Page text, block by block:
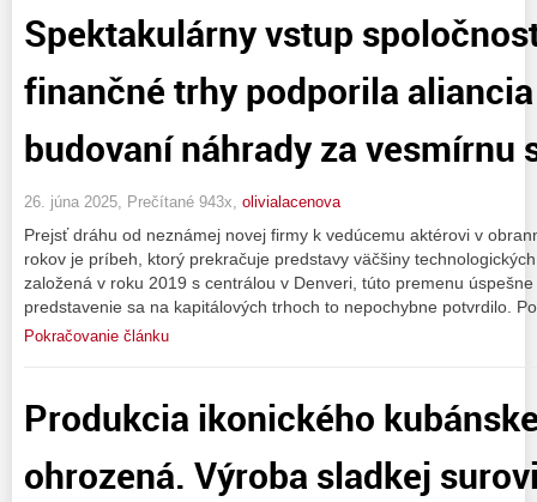
Spektakulárny vstup
finančné trhy podporila
budovaní náhrady za vesmírnu
26. júna 2025, Prečítané 943x, olivialacenova
Prejsť dráhu od neznámej novej firmy k vedúcemu aktérovi v
rokov je príbeh, ktorý prekračuje predstavy väčšiny
založená v roku 2019 s centrálou v Denveri, túto premenu
predstavenie sa na kapitálových trhoch to nepochybne potvrdilo.
Pokračovanie článku
Produkcia ikonického
ohrozená. Výroba sladkej